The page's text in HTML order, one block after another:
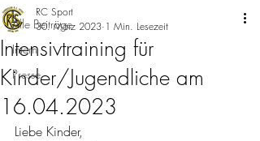
Alle Beiträge
Intern
Presse
Intensivtraining für
Kinder/Jugendliche am
16.04.2023
RC Sport
30. März 2023 1 Min. Lesezeit
Liebe Kinder,